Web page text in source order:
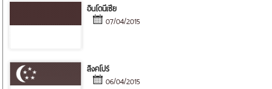
อินโดนีเซีย
07/04/2015
สิงคโปร์
06/04/2015